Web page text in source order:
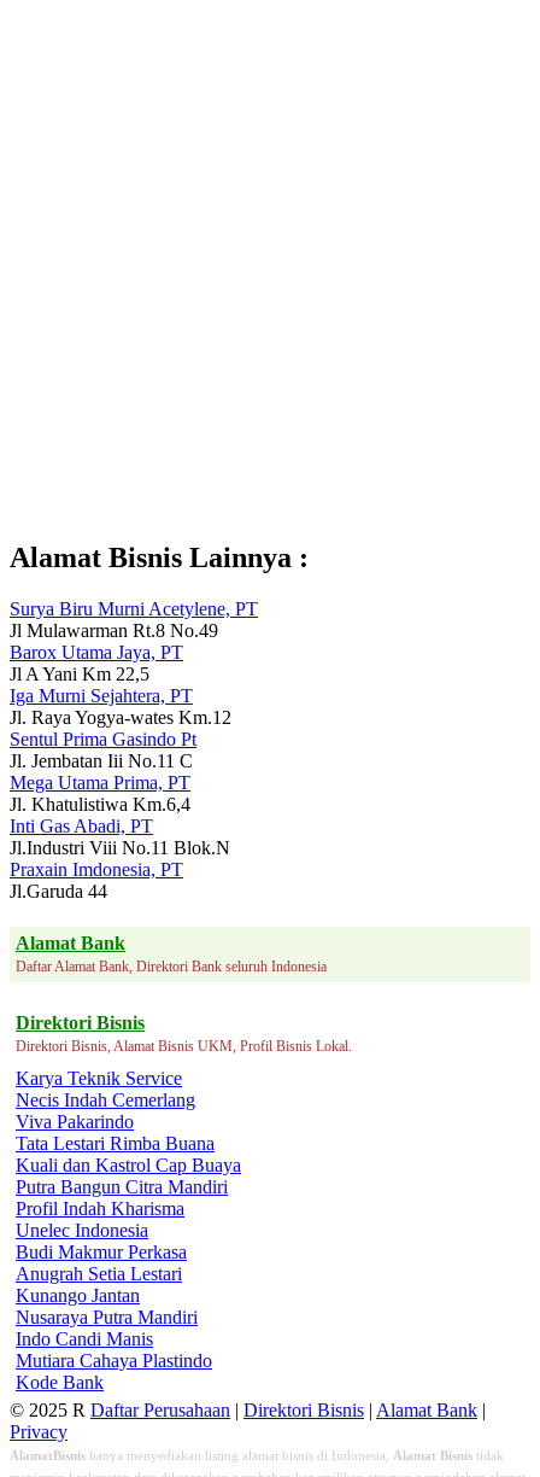
Alamat Bisnis Lainnya :
Surya Biru Murni Acetylene, PT
Jl Mulawarman Rt.8 No.49
Barox Utama Jaya, PT
Jl A Yani Km 22,5
Iga Murni Sejahtera, PT
Jl. Raya Yogya-wates Km.12
Sentul Prima Gasindo Pt
Jl. Jembatan Iii No.11 C
Mega Utama Prima, PT
Jl. Khatulistiwa Km.6,4
Inti Gas Abadi, PT
Jl.Industri Viii No.11 Blok.N
Praxain Imdonesia, PT
Jl.Garuda 44
Alamat Bank
Daftar Alamat Bank, Direktori Bank seluruh Indonesia
Direktori Bisnis
Direktori Bisnis, Alamat Bisnis UKM, Profil Bisnis Lokal.
Karya Teknik Service
Necis Indah Cemerlang
Viva Pakarindo
Tata Lestari Rimba Buana
Kuali dan Kastrol Cap Buaya
Putra Bangun Citra Mandiri
Profil Indah Kharisma
Unelec Indonesia
Budi Makmur Perkasa
Anugrah Setia Lestari
Kunango Jantan
Nusaraya Putra Mandiri
Indo Candi Manis
Mutiara Cahaya Plastindo
Kode Bank
© 2025 R Daftar Perusahaan | Direktori Bisnis | Alamat Bank |
Privacy
AlamatBisnis hanya menyediakan listing alamat bisnis di Indonesia, Alamat Bisnis tidak